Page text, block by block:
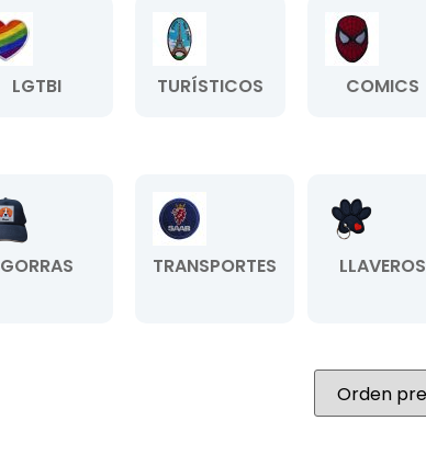
LGTBI TURÍSTICOS COMICS
GORRAS TRANSPORTES LLAVEROS